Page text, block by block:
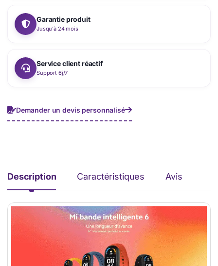
Garantie produit
Jusqu'à 24 mois
Service client réactif
Support 6j/7
Demander un devis personnalisé
Description Caractéristiques Avis